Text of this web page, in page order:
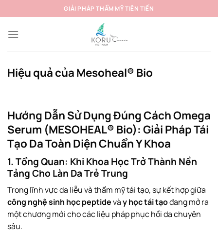
qua
nội
GIẢI PHÁP THẨM MỸ TIÊN TIẾN
Hiệu quả của Mesoheal® Bio
Hướng Dẫn Sử Dụng Đúng Cách Omega
Serum (MESOHEAL® Bio): Giải Pháp Tái
Tạo Da Toàn Diện Chuẩn Y Khoa
1. Tổng Quan: Khi Khoa Học Trở Thành Nền
Tảng Cho Làn Da Trẻ Trung
Trong lĩnh vực da liễu và thẩm mỹ tái tạo, sự kết hợp giữa
công nghệ sinh học peptidevày học tái tạođang mở ra
một chương mới cho các liệu pháp phục hồi da chuyên
sâu.